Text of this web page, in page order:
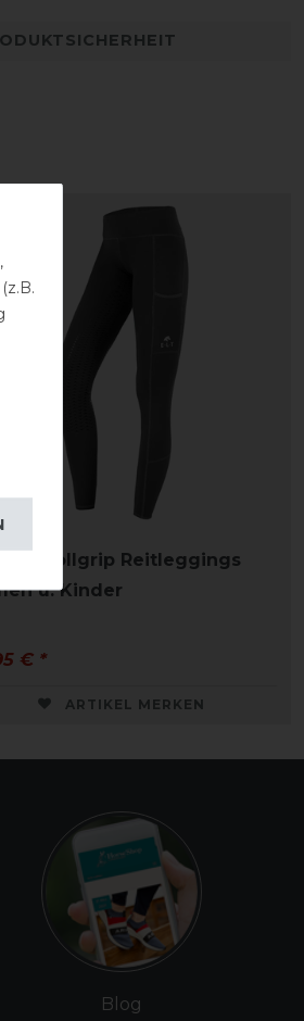
Ella Vollgrip Reitleggings
u. Kinder
€ *
ARTIKEL MERKEN
Blog